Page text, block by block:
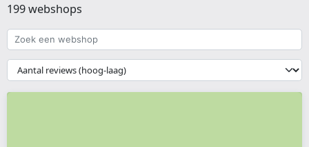
199 webshops
Zoek
een
webshop
{{
__('Sort')
}}